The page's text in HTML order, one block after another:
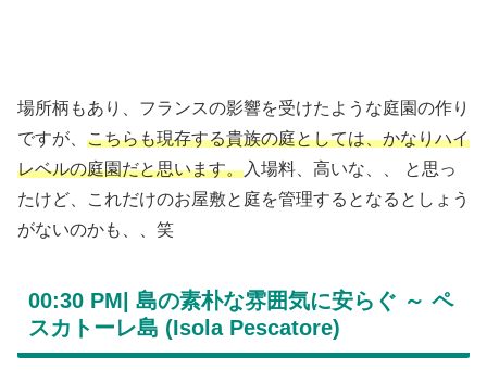
場所柄もあり、フランスの影響を受けたような庭園の作り
ですが、 こちらも現存する貴族の庭としては、かなりハイ
レベルの庭園だと思います。入場料、高いな、、 と思っ
たけど、これだけのお屋敷と庭を管理するとなるとしょう
がないのかも、、笑
00:30 PM| 島の素朴な雰囲気に安らぐ ～ ペ
スカトーレ島 (Isola Pescatore)